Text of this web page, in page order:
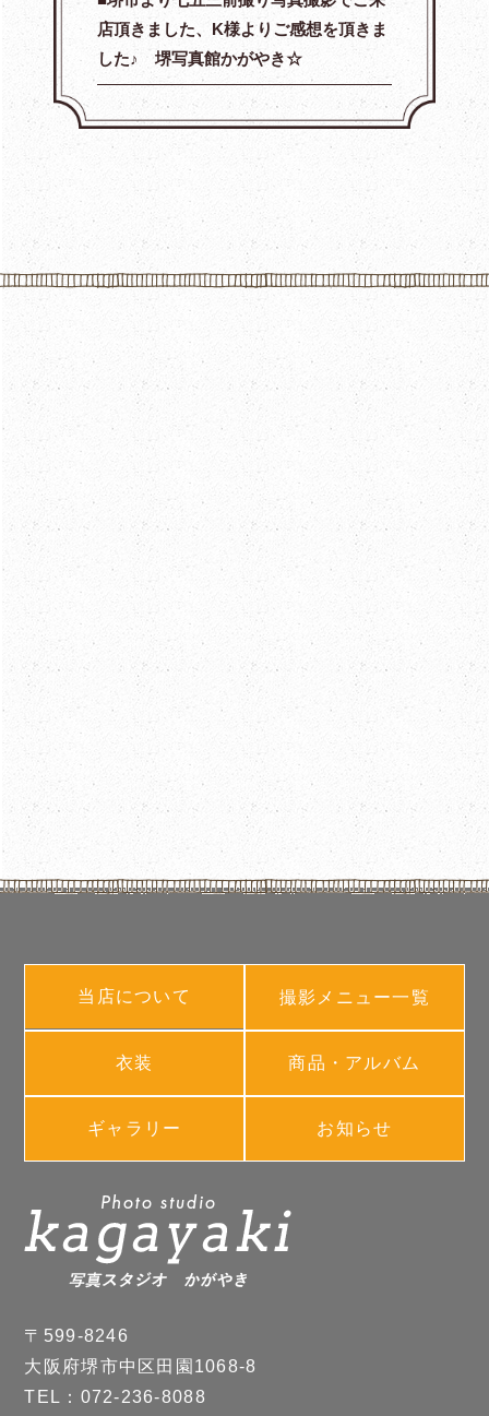
店頂きました、K様よりご感想を頂きま
した♪ 堺写真館かがやき☆
当店について 撮影メニュー一覧
衣装 商品・アルバム
ギャラリー お知らせ
〒599-8246
大阪府堺市中区田園1068-8
TEL：072-236-8088